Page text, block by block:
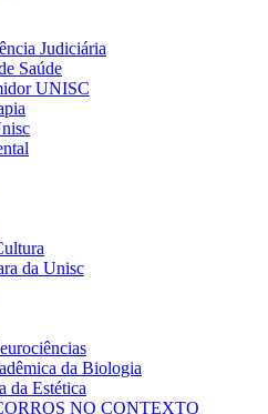
Judiciária
Saúde
UNISC
da Unisc
da Biologia
da Estética
NO CONTEXTO